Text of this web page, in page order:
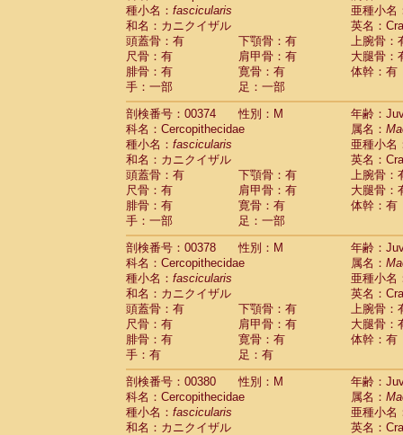
種小名： fascicularis
亜種小名
和名：カニクイザル
英名：
頭蓋骨：有
下顎骨：有
上腕骨：
尺骨：有
肩甲骨：有
大腿骨：
腓骨：有
寛骨：有
体幹：有
手：一部
足：一部
剖検番号：00374
性別：M
年齢：
科名：Cercopithecidae
属名：
種小名： fascicularis
亜種小名
和名：カニクイザル
英名：
頭蓋骨：有
下顎骨：有
上腕骨：
尺骨：有
肩甲骨：有
大腿骨：
腓骨：有
寛骨：有
体幹：有
手：一部
足：一部
剖検番号：00378
性別：M
年齢：
科名：Cercopithecidae
属名：
種小名： fascicularis
亜種小名
和名：カニクイザル
英名：
頭蓋骨：有
下顎骨：有
上腕骨：
尺骨：有
肩甲骨：有
大腿骨：
腓骨：有
寛骨：有
体幹：有
手：有
足：有
剖検番号：00380
性別：M
年齢：
科名：Cercopithecidae
属名：
種小名： fascicularis
亜種小名
和名：カニクイザル
英名：